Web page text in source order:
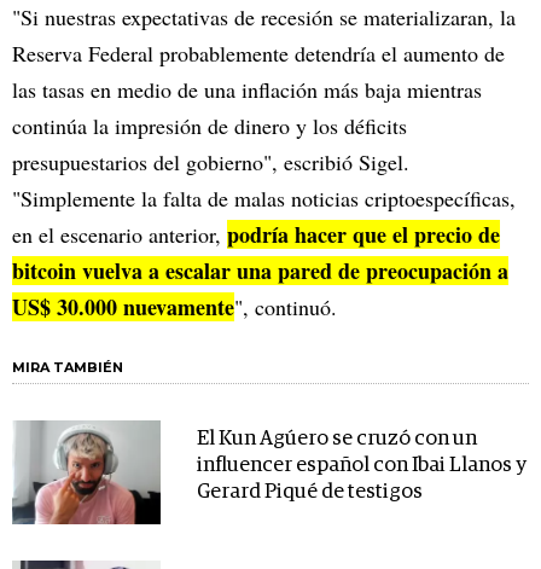
"Si nuestras expectativas de recesión se materializaran, la
Reserva Federal probablemente detendría el aumento de
las tasas en medio de una inflación más baja mientras
continúa la impresión de dinero y los déficits
presupuestarios del gobierno", escribió Sigel.
"Simplemente la falta de malas noticias criptoespecíficas,
en el escenario anterior, podría hacer que el precio de
bitcoin vuelva a escalar una pared de preocupación a
US$ 30.000 nuevamente", continuó.
MIRA TAMBIÉN
El Kun Agúero se cruzó con un
influencer español con Ibai Llanos y
Gerard Piqué de testigos